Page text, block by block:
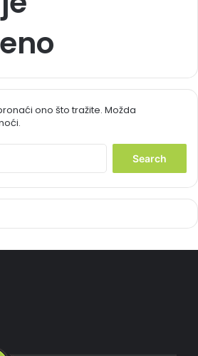
ono što tražite. Možda
h